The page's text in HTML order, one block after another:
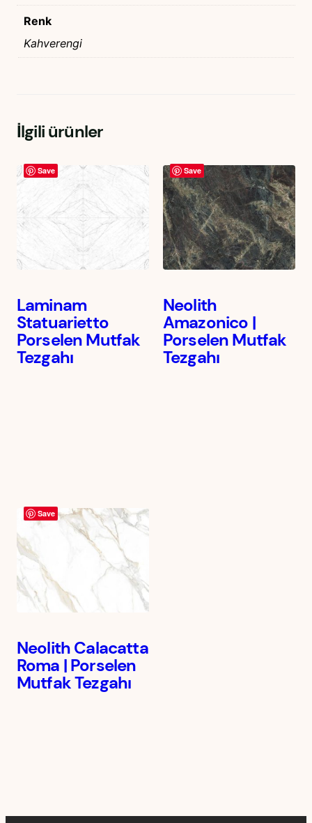
Renk
Kahverengi
İlgili ürünler
Save
Laminam
Statuarietto
Porselen Mutfak
Tezgahı
Save
Neolith
Amazonico |
Porselen Mutfak
Tezgahı
Save
Neolith Calacatta
Roma | Porselen
Mutfak Tezgahı